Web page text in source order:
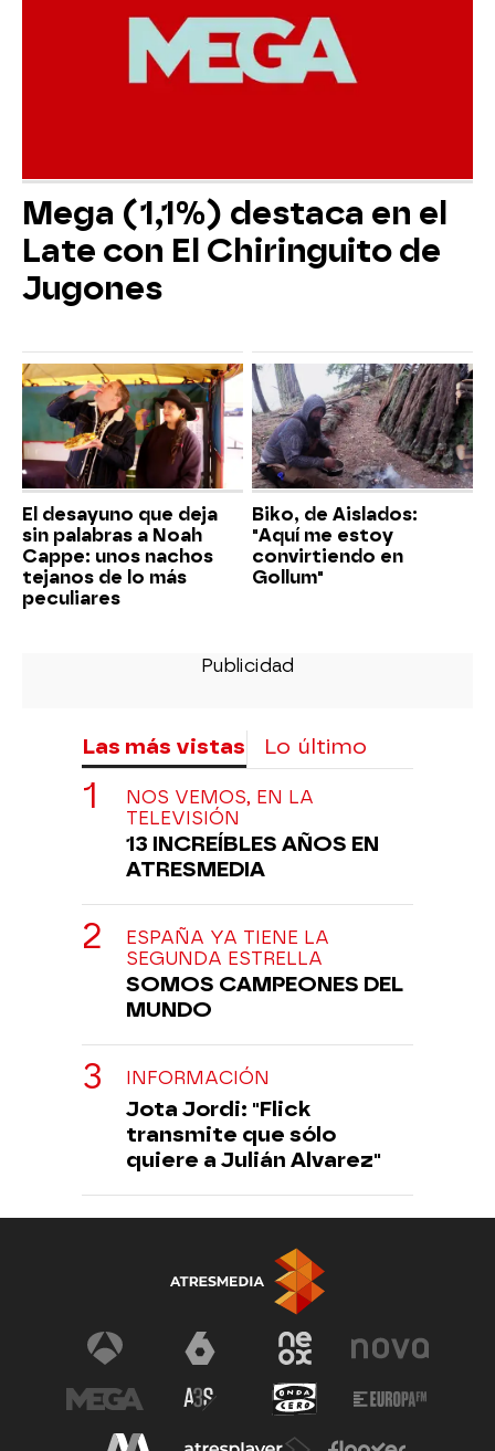
Mega (1,1%) destaca en el
Late con El Chiringuito de
Jugones
El desayuno que deja
sin palabras a Noah
Cappe: unos nachos
tejanos de lo más
peculiares
Biko, de Aislados:
"Aquí me estoy
convirtiendo en
Gollum"
Las más vistas Lo último
NOS VEMOS, EN LA
TELEVISIÓN
13 INCREÍBLES AÑOS EN
ATRESMEDIA
ESPAÑA YA TIENE LA
SEGUNDA ESTRELLA
SOMOS CAMPEONES DEL
MUNDO
INFORMACIÓN
Jota Jordi: "Flick
transmite que sólo
quiere a Julián Alvarez"